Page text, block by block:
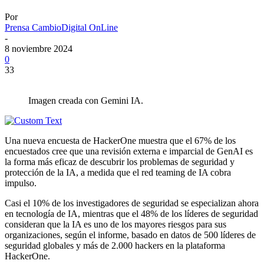
Por
Prensa CambioDigital OnLine
-
8 noviembre 2024
0
33
Imagen creada con Gemini IA.
Una nueva encuesta de HackerOne muestra que el 67% de los
encuestados cree que una revisión externa e imparcial de GenAI es
la forma más eficaz de descubrir los problemas de seguridad y
protección de la IA, a medida que el red teaming de IA cobra
impulso.
Casi el 10% de los investigadores de seguridad se especializan ahora
en tecnología de IA, mientras que el 48% de los líderes de seguridad
consideran que la IA es uno de los mayores riesgos para sus
organizaciones, según el informe, basado en datos de 500 líderes de
seguridad globales y más de 2.000 hackers en la plataforma
HackerOne.